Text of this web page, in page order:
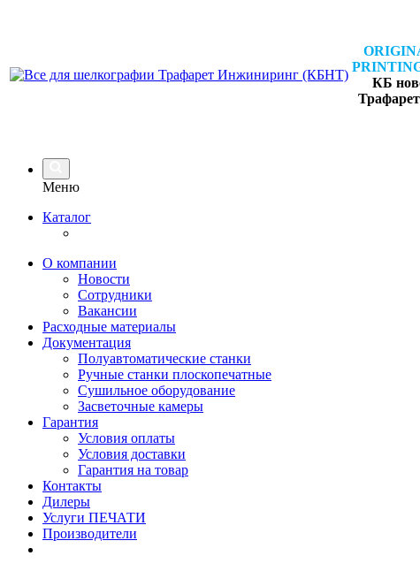
КБ
Меню
Каталог
О компании
Новости
Сотрудники
Вакансии
Расходные материалы
Документация
Полуавтоматические станки
Ручные станки плоскопечатные
Сушильное оборудование
Засветочные камеры
Гарантия
Условия оплаты
Условия доставки
Гарантия на товар
Контакты
Дилеры
Услуги ПЕЧАТИ
Производители